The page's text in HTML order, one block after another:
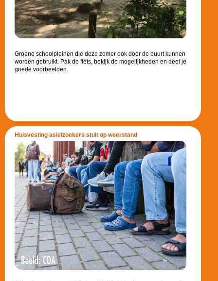
Groene schoolpleinen die deze zomer ook door de buurt kunnen
worden gebruikt. Pak de fiets, bekijk de mogelijkheden en deel je
goede voorbeelden.
Huisvesting asielzoekers stuit op weerstand